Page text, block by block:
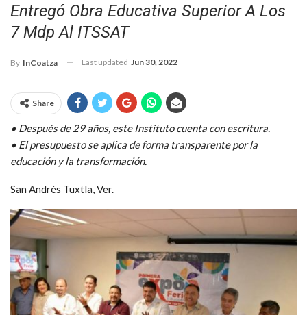
Entregó Obra Educativa Superior A Los
7 Mdp Al ITSSAT
By InCoatza Last updated Jun 30, 2022
Share
• Después de 29 años, este Instituto cuenta con escritura.
• El presupuesto se aplica de forma transparente por la
educación y la transformación.
San Andrés Tuxtla, Ver.